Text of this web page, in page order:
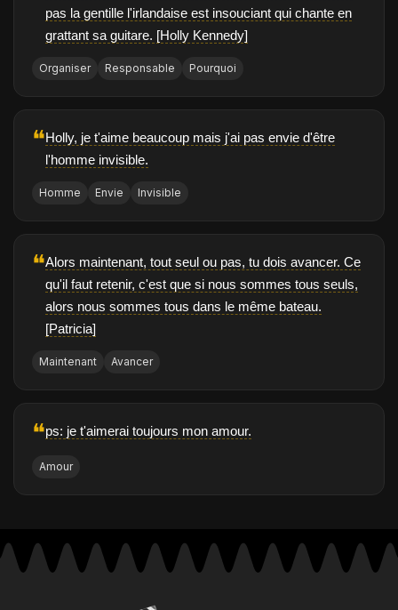
pas la gentille l'irlandaise est insouciant qui chante en
grattant sa guitare. [Holly Kennedy]
Organiser Responsable Pourquoi
❝Holly, je t'aime beaucoup mais j'ai pas envie d'être
l'homme invisible.
Homme Envie Invisible
❝Alors maintenant, tout seul ou pas, tu dois avancer. Ce
qu'il faut retenir, c'est que si nous sommes tous seuls,
alors nous sommes tous dans le même bateau.
[Patricia]
Maintenant Avancer
❝ps: je t'aimerai toujours mon amour.
Amour